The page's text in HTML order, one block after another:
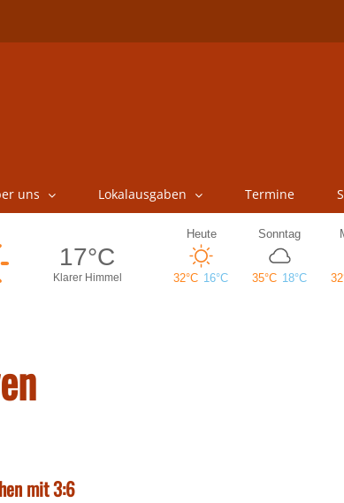
uns Lokalausgaben Termine
mit 3:6